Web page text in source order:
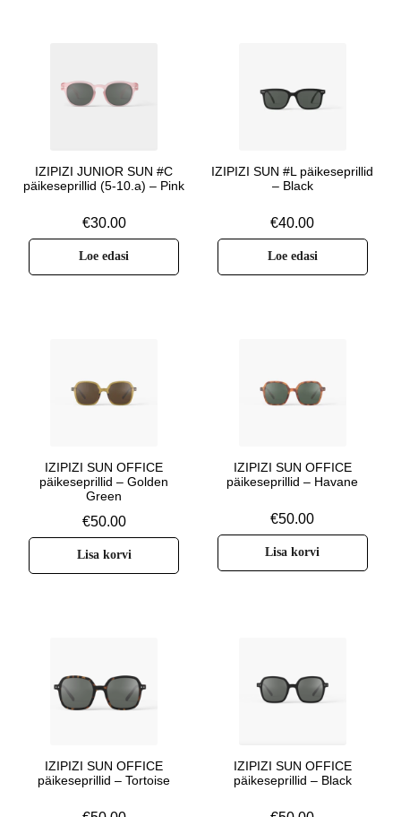
IZIPIZI JUNIOR SUN #C
päikeseprillid (5-10.a) – Pink
€30.00
Loe edasi
IZIPIZI SUN #L päikeseprillid
– Black
€40.00
Loe edasi
IZIPIZI SUN OFFICE
päikeseprillid – Golden
Green
€50.00
Lisa korvi
IZIPIZI SUN OFFICE
päikeseprillid – Havane
€50.00
Lisa korvi
IZIPIZI SUN OFFICE
päikeseprillid – Tortoise
IZIPIZI SUN OFFICE
päikeseprillid – Black